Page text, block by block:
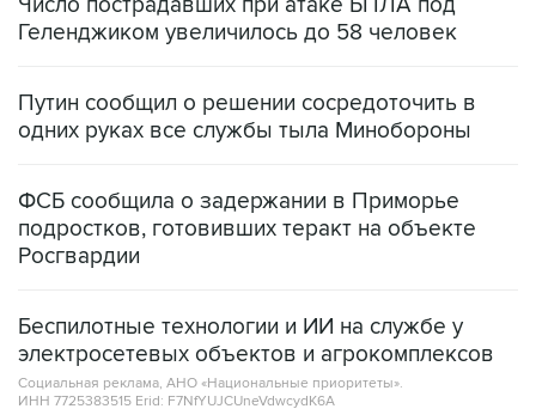
Геленджиком увеличилось до 58 человек
Путин сообщил о решении сосредоточить в
одних руках все службы тыла Минобороны
ФСБ сообщила о задержании в Приморье
подростков, готовивших теракт на объекте
Росгвардии
Беспилотные технологии и ИИ на службе у
электросетевых объектов и агрокомплексов
Социальная реклама, АНО «Национальные приоритеты».
ИНН 7725383515 Erid: F7NfYUJCUneVdwcydK6A